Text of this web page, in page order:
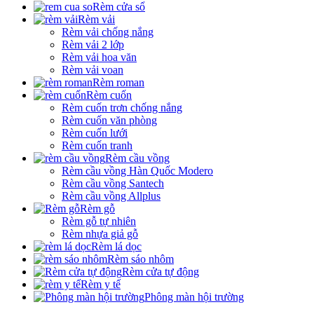
Rèm cửa sổ
Rèm vải
Rèm vải chống nắng
Rèm vải 2 lớp
Rèm vải hoa văn
Rèm vải voan
Rèm roman
Rèm cuốn
Rèm cuốn trơn chống nắng
Rèm cuốn văn phòng
Rèm cuốn lưới
Rèm cuốn tranh
Rèm cầu vồng
Rèm cầu vồng Hàn Quốc Modero
Rèm cầu vồng Santech
Rèm cầu vồng Allplus
Rèm gỗ
Rèm gỗ tự nhiên
Rèm nhựa giả gỗ
Rèm lá dọc
Rèm sáo nhôm
Rèm cửa tự động
Rèm y tế
Phông màn hội trường